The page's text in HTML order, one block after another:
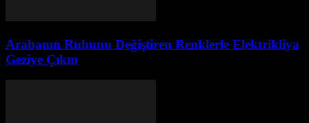
Arabanın Ruhunu Değiştiren Renklerle Elektrikliya
Geziye Çıkın